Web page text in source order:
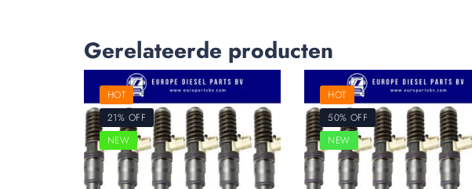
Gerelateerde producten
HOT
21% OFF
NEW
HOT
50% OFF
NEW